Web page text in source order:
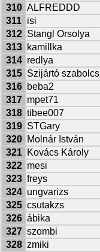
310 ALFREDDD
311 isi
312 Stangl Orsolya
313
kamillka
314 redlya
315 Szijártó szabolcs
316
beba2
317 mpet71
318 tibee007
319 STGary
320
Molnár István
321
Kovács Károly
322 mesi
323 freys
324 ungvarizs
325 csutakzs
326 ábika
327 szombi
328 zmiki